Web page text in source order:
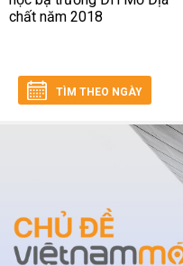
TÌM THEO NGÀY